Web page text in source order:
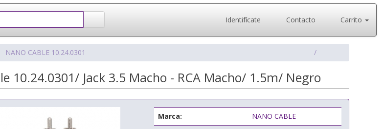
Identifícate Contacto Carrito
NANO CABLE 10.24.0301
10.24.0301/ Jack 3.5 Macho - RCA Macho/ 1.5m/ Negro
Marca:
NANO CABLE